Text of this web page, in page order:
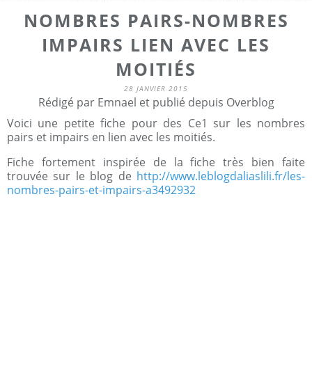
NOMBRES PAIRS-NOMBRES
IMPAIRS LIEN AVEC LES
MOITIÉS
28 JANVIER 2015
Rédigé par Emnael et publié depuis Overblog
Voici une petite fiche pour des Ce1 sur les nombres
pairs et impairs en lien avec les moitiés.
Fiche fortement inspirée de la fiche très bien faite
trouvée sur le blog de http://www.leblogdaliaslili.fr/les-
nombres-pairs-et-impairs-a3492932